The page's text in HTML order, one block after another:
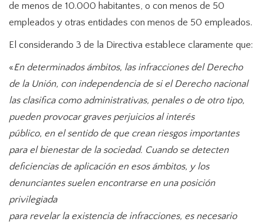
de menos de 10.000 habitantes, o con menos de 50
empleados y otras entidades con menos de 50 empleados.
El considerando 3 de la Directiva establece claramente que:
«En determinados ámbitos, las infracciones del Derecho
de la Unión, con independencia de si el Derecho nacional
las clasifica como administrativas, penales o de otro tipo,
pueden provocar graves perjuicios al interés
público, en el sentido de que crean riesgos importantes
para el bienestar de la sociedad. Cuando se detecten
deficiencias de aplicación en esos ámbitos, y los
denunciantes suelen encontrarse en una posición
privilegiada
para revelar la existencia de infracciones, es necesario